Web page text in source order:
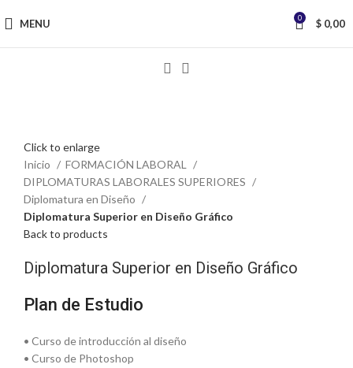
MENU 0 $ 0,00
Click to enlarge
Inicio
FORMACIÓN LABORAL
DIPLOMATURAS LABORALES SUPERIORES
Diplomatura en Diseño
Diplomatura Superior en Diseño Gráfico
Back to products
Diplomatura Superior en Diseño Gráfico
Plan de Estudio
• Curso de introducción al diseño
• Curso de Photoshop